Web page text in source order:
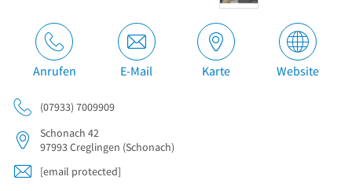
Anrufen E-Mail Karte Website
(07933) 7009909
Schonach 42
97993Creglingen (Schonach)
[email protected]